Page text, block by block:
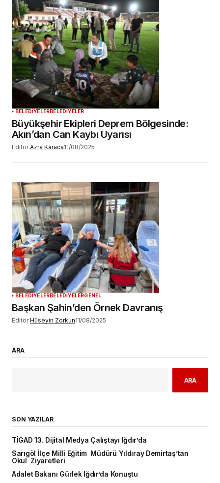
BELEDİYELERBELEDİYELER
Büyükşehir Ekipleri Deprem Bölgesinde:
Akın’dan Can Kaybı Uyarısı
Editör Azra Karaca11/08/2025
BELEDİYELERBELEDİYELERGENEL
Başkan Şahin’den Örnek Davranış
Editör Hüseyin Zorkun11/08/2025
ARA
ARA
SON YAZILAR
TİGAD 13. Dijital Medya Çalıştayı Iğdır’da
Sarıgöl İlçe Milli Eğitim Müdürü Yıldıray Demirtaş’tan
Okul Ziyaretleri
Adalet Bakanı Gürlek Iğdır’da Konuştu